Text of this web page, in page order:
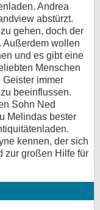
Andrea
abstürzt.
gehen, doch der
Außerdem wollen
und es gibt eine
Menschen
immer
beeinflussen.
Sohn Ned
Melindas bester
kennen, der sich
zur großen Hilfe für